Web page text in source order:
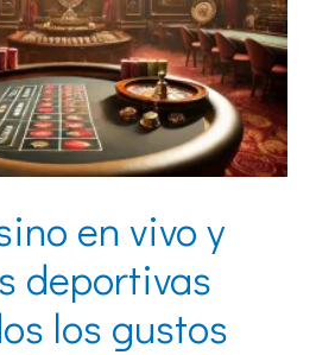
en vivo y
deportivas
los gustos